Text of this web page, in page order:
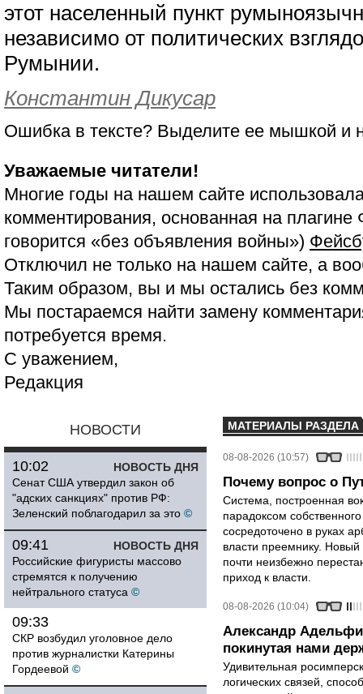
этот населенный пункт
независимо от политических
Румынии.
Константин Дикусар
Ошибка в тексте? Выделите ее мышкой и
Уважаемые читатели!
Многие годы на нашем сайте
комментирования, основанная на
говорится «без объявления войны»)
Отключил не только на нашем сайте, а
Таким образом, вы и мы остались без
Мы постараемся найти замену
потребуется время.
С уважением,
Редакция
НОВОСТИ
НОВОСТЬ ДНЯ
10:02
Сенат США утвердил закон об
"адских санкциях" против РФ:
Зеленский поблагодарил за это ©
НОВОСТЬ ДНЯ
09:41
Российские фигуристы массово
стремятся к получению
нейтрального статуса ©
09:33
СКР возбудил уголовное дело
против журналистки Катерины
Гордеевой ©
МАТЕРИАЛЫ РАЗДЕЛА
08-08-2026 (10:57)
Почему вопрос о
Система, построенная
парадоксом
сосредоточено в руках
власти преемнику.
почти неизбежно
приход к власти.
08-08-2026 (10:04)
Александр
покинутая нами
Удивительная
логических связей,